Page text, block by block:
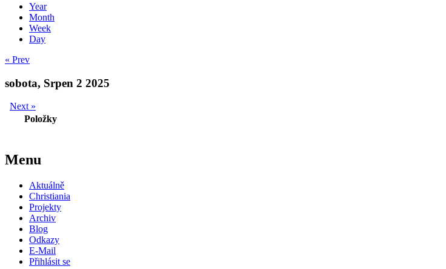
Year
Month
Week
Day
« Prev
sobota, Srpen 2 2025
Next »
Položky
Menu
Aktuálně
Christiania
Projekty
Archiv
Blog
Odkazy
E-Mail
Přihlásit se